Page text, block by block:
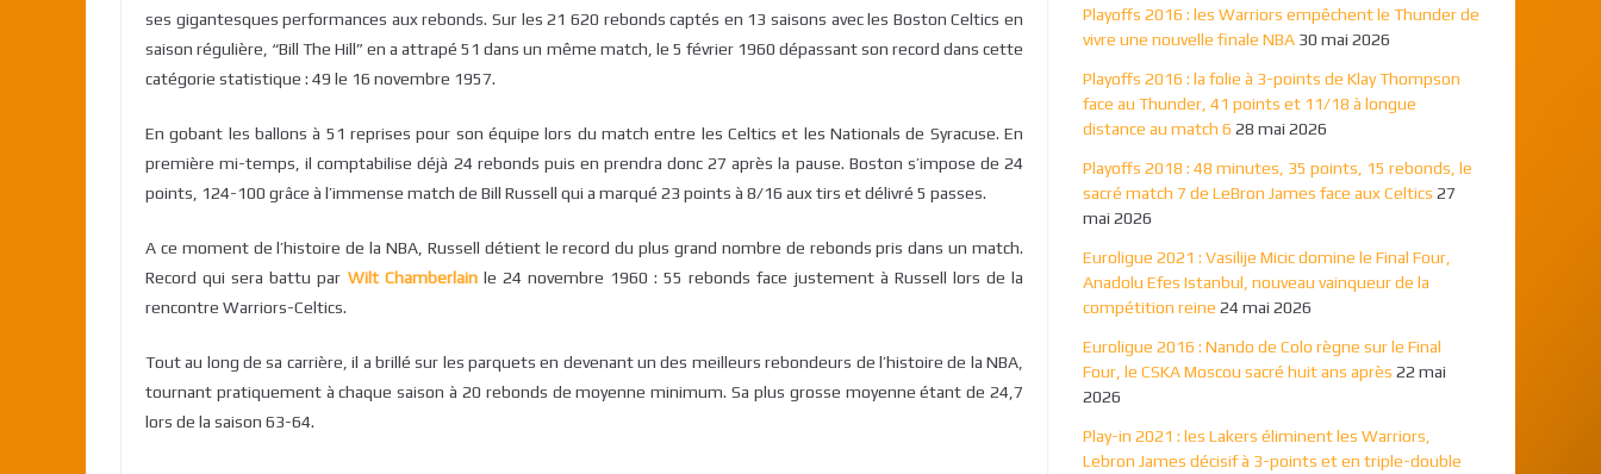
ses gigantesques performances aux rebonds. Sur les 21 620 rebonds captés en 13 saisons avec les Boston Celtics en
saison régulière, “Bill The Hill” en a attrapé 51 dans un même match, le 5 février 1960 dépassant son record dans cette
catégorie statistique : 49 le 16 novembre 1957.
En gobant les ballons à 51 reprises pour son équipe lors du match entre les Celtics et les Nationals de Syracuse. En
première mi-temps, il comptabilise déjà 24 rebonds puis en prendra donc 27 après la pause. Boston s’impose de 24
points, 124-100 grâce à l’immense match de Bill Russell qui a marqué 23 points à 8/16 aux tirs et délivré 5 passes.
A ce moment de l’histoire de la NBA, Russell détient le record du plus grand nombre de rebonds pris dans un match.
Record qui sera battu par Wilt Chamberlainle 24 novembre 1960 : 55 rebonds face justement à Russell lors de la
rencontre Warriors-Celtics.
Tout au long de sa carrière, il a brillé sur les parquets en devenant un des meilleurs rebondeurs de l’histoire de la NBA,
tournant pratiquement à chaque saison à 20 rebonds de moyenne minimum. Sa plus grosse moyenne étant de 24,7
lors de la saison 63-64.
Playoffs 2016 : les Warriors empêchent le Thunder de
vivre une nouvelle finale NBA 30 mai 2026
Playoffs 2016 : la folie à 3-points de Klay Thompson
face au Thunder, 41 points et 11/18 à longue
distance au match 6 28 mai 2026
Playoffs 2018 : 48 minutes, 35 points, 15 rebonds, le
sacré match 7 de LeBron James face aux Celtics 27
mai 2026
Euroligue 2021 : Vasilije Micic domine le Final Four,
Anadolu Efes Istanbul, nouveau vainqueur de la
compétition reine 24 mai 2026
Euroligue 2016 : Nando de Colo règne sur le Final
Four, le CSKA Moscou sacré huit ans après 22 mai
2026
Play-in 2021 : les Lakers éliminent les Warriors,
Lebron James décisif à 3-points et en triple-double